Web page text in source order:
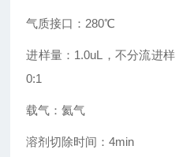
气质接口：280℃
进样量：1.0uL，不分流进
0:1
载气：氦气
溶剂切除时间：4min